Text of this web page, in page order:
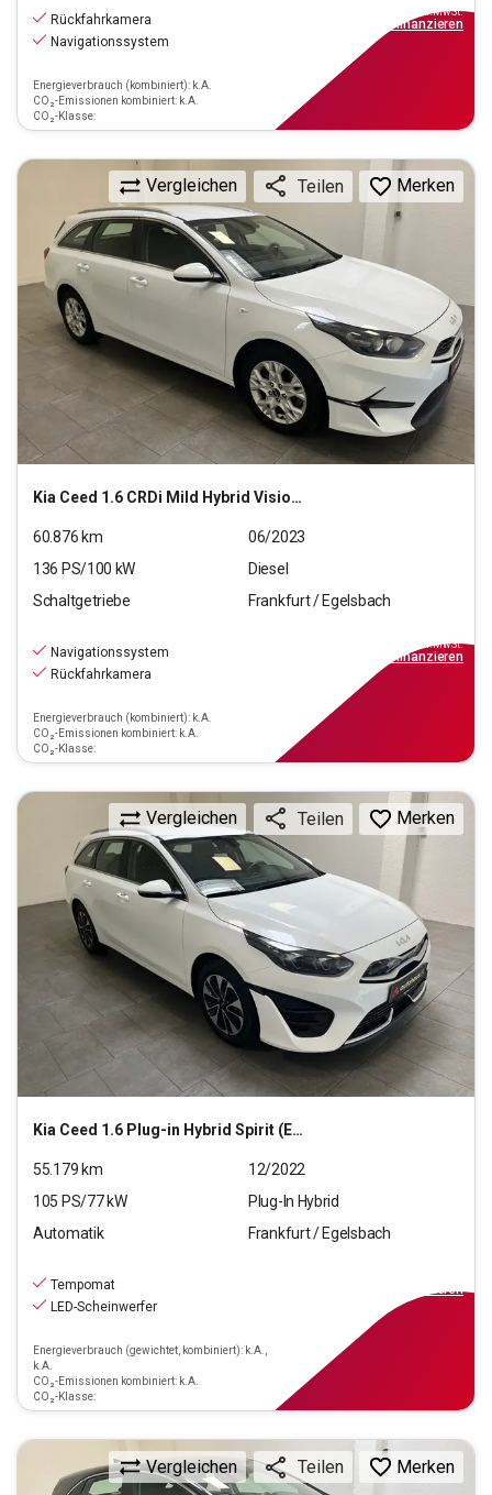
Rückfahrkamera
Navigationssystem
Energieverbrauch (kombiniert): k.A.
CO₂-Emissionen kombiniert: k.A.
CO₂-Klasse:
inkl.MwSt.
finanzieren
Kia Ceed 1.6 CRDi Mild Hybrid Vision (EURO 6d)
Vergleichen Teilen Merken
60.876 km
06/2023
136 PS/100 kW
Diesel
Schaltgetriebe
Frankfurt / Egelsbach
Navigationssystem
Rückfahrkamera
Energieverbrauch (kombiniert): k.A.
CO₂-Emissionen kombiniert: k.A.
CO₂-Klasse:
inkl.MwSt.
finanzieren
Kia Ceed 1.6 Plug-in Hybrid Spirit (EURO 6d)
Vergleichen Teilen Merken
55.179 km
12/2022
105 PS/77kW
Plug-In Hybrid
Automatik
Frankfurt / Egelsbach
Tempomat
LED-Scheinwerfer
Energieverbrauch (gewichtet, kombiniert): k.A.,
k.A.
CO₂-Emissionen kombiniert: k.A.
CO₂-Klasse:
finanzieren
Vergleichen Teilen Merken